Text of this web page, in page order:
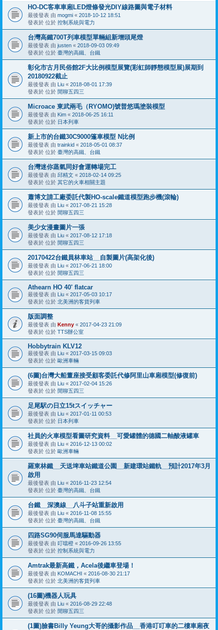
HO-DC客車車廂LED燈條發光DIY線路圖與電子材料
最後發表 由 mogmi « 2018-10-12 18:51
發表於 位於 控制系統與電力
台灣高鐵700T列車模型單輛組新增頭尾燈
最後發表 由 justen « 2018-09-03 09:49
發表於 位於 臺灣的高鐵、台鐵
彰化市古月民俗館2F大比例模型展覽(彩虹師靜態模型展)展期到
20180922截止
最後發表 由 Liu « 2018-08-01 17:39
發表於 位於 閒聊五四三
Microace 東武兩毛（RYOMO)號普悠瑪塗裝模型
最後發表 由 Kim « 2018-06-25 16:11
發表於 位於 日本列車
新上市的台鐵30C9000篷車模型 N比例
最後發表 由 trainkid « 2018-05-01 08:37
發表於 位於 臺灣的高鐵、台鐵
台灣迷你蒸氣同好會運轉場完工
最後發表 由 邱精文 « 2018-02-14 09:25
發表於 位於 其它的火車相關主題
蕭博文請工廠委託代製HO-scale鐵道模型跑步機(滾輪)
最後發表 由 Liu « 2017-08-21 15:28
發表於 位於 閒聊五四三
美少女漫畫圖片一張
最後發表 由 Liu « 2017-08-12 17:18
發表於 位於 閒聊五四三
20170422台鐵員林車站__自製圖片(高架化後)
最後發表 由 Liu « 2017-06-21 18:00
發表於 位於 閒聊五四三
Athearn HO 40' flatcar
最後發表 由 Liu « 2017-05-03 10:17
發表於 位於 北美洲的客貨列車
版面調整
最後發表 由 Kenny « 2017-04-23 21:09
發表於 位於 TTS辦公室
Hobbytrain KLV12
最後發表 由 Liu « 2017-03-15 09:03
發表於 位於 歐洲車輛
(6圖)台灣大船董座接受顧客委託代修阿里山車廂模型(修復前)
最後發表 由 Liu « 2017-02-04 15:26
發表於 位於 閒聊五四三
足尾駅の日立15tスイッチャー
最後發表 由 Liu « 2017-01-11 00:53
發表於 位於 日本列車
社員的火車模型看圖研究資料__可愛罐體的德國二軸酸液罐車
最後發表 由 Liu « 2016-12-13 00:02
發表於 位於 歐洲車輛
羅東林鐵__天送埤車站鐵道公園__新建環站鐵軌__預計2017年3月
啟用
最後發表 由 Liu « 2016-11-23 12:54
發表於 位於 臺灣的高鐵、台鐵
台鐵__深澳線__八斗子站重新啟用
最後發表 由 Liu « 2016-11-08 15:55
發表於 位於 臺灣的高鐵、台鐵
四路SG90伺服馬達驅動器
最後發表 由 叮噹橙 « 2016-09-26 13:55
發表於 位於 控制系統與電力
Amtrak最新高鐵，Acela後繼車登場！
最後發表 由 KOMACHI « 2016-08-30 21:17
發表於 位於 北美洲的客貨列車
(16圖)機器人玩具
最後發表 由 Liu « 2016-08-29 22:48
發表於 位於 閒聊五四三
(1圖)臉書Billy Yeung大哥的攝影作品__香港叮叮車的二樓車廂夜